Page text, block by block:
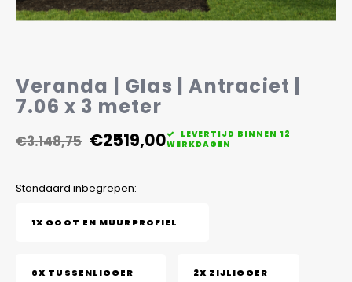
Veranda | Glas | Antraciet |
7.06 x 3 meter
€3.148,75 €2519,00
LEVERTIJD BINNEN 12
WERKDAGEN
Standaard inbegrepen:
1X GOOT EN MUURPROFIEL
6X TUSSENLIGGER 2X ZIJLIGGER